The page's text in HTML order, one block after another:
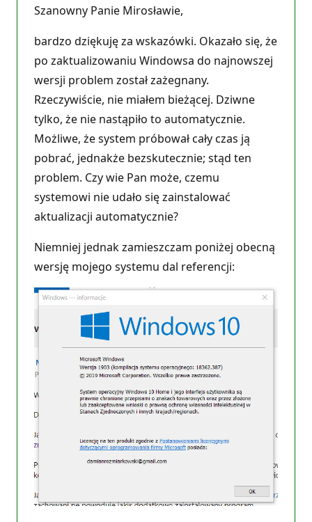
Szanowny Panie Mirosławie,
bardzo dziękuję za wskazówki. Okazało się, że
po zaktualizowaniu Windowsa do najnowszej
wersji problem został zażegnany.
Rzeczywiście, nie miałem bieżącej. Dziwne
tylko, że nie nastąpiło to automatycznie.
Możliwe, że system próbował cały czas ją
pobrać, jednakże bezskutecznie; stąd ten
problem. Czy wie Pan może, czemu
systemowi nie udało się zainstalować
aktualizacji automatycznie?
Niemniej jednak zamieszczam poniżej obecną
wersję mojego systemu dal referencji: